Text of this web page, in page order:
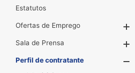
Estatutos
Ofertas de Emprego
Sala de Prensa
Perfil de contratante